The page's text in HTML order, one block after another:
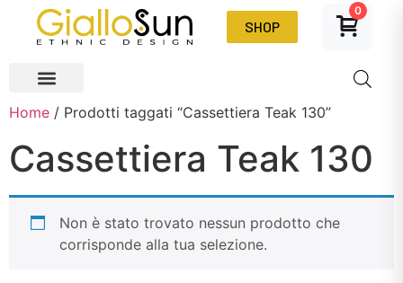
SHOP
0
Home / Prodotti taggati “Cassettiera Teak 130”
Cassettiera Teak 130
Non è stato trovato nessun prodotto che
corrisponde alla tua selezione.